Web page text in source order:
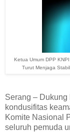
Ketua Umum DPP
Turut Menjaga
Serang –
kondusifitas
Komite Nasional
seluruh pemuda